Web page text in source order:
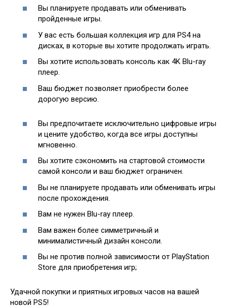
Вы планируете продавать или обменивать
пройденные игры.
У вас есть большая коллекция игр для PS4 на
дисках, в которые вы хотите продолжать играть.
Вы хотите использовать консоль как 4K Blu-ray
плеер.
Ваш бюджет позволяет приобрести более
дорогую версию.
Вы предпочитаете исключительно цифровые игры
и цените удобство, когда все игры доступны
мгновенно.
Вы хотите сэкономить на стартовой стоимости
самой консоли и ваш бюджет ограничен.
Вы не планируете продавать или обменивать игры
после прохождения.
Вам не нужен Blu-ray плеер.
Вам важен более симметричный и
минималистичный дизайн консоли.
Вы не против полной зависимости от PlayStation
Store для приобретения игр;
Удачной покупки и приятных игровых часов на вашей
новой PS5!